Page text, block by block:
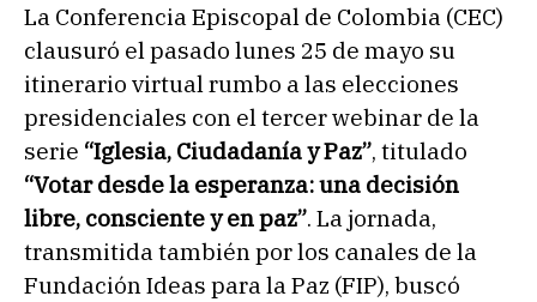
La Conferencia Episcopal de Colombia (CEC)
clausuró el pasado lunes 25 de mayo su
itinerario virtual rumbo a las elecciones
presidenciales con el tercer webinar de la
serie “Iglesia, Ciudadanía y Paz”, titulado
“Votar desde la esperanza: una decisión
libre, consciente y en paz”. La jornada,
transmitida también por los canales de la
Fundación Ideas para la Paz (FIP), buscó